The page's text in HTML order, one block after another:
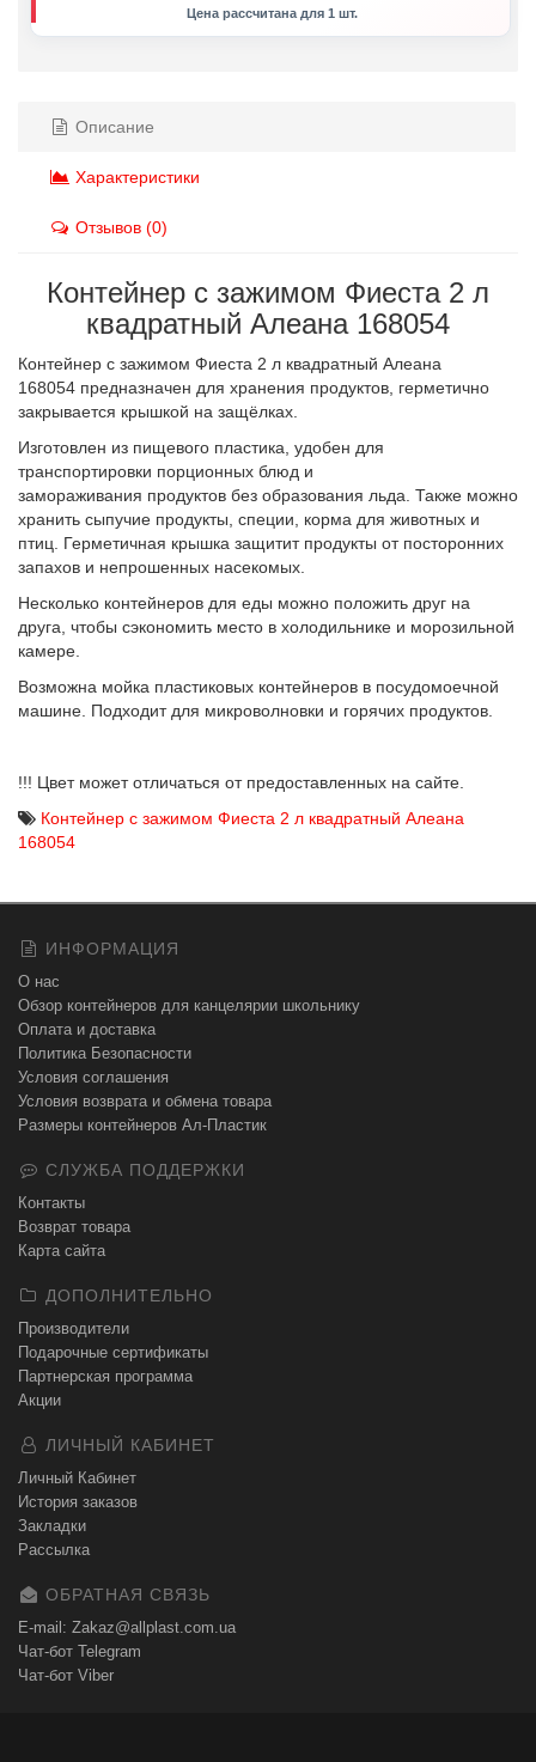
Цена рассчитана для 1 шт.
Описание
Характеристики
Отзывов (0)
Контейнер с зажимом Фиеста 2 л
квадратный Алеана 168054
Контейнер с зажимом Фиеста 2 л квадратный Алеана
168054 предназначен для хранения продуктов, герметично
закрывается крышкой на защёлках.
Изготовлен из пищевого пластика, удобен для
транспортировки порционных блюд и
замораживания продуктов без образования льда. Также можно
хранить сыпучие продукты, специи, корма для животных и
птиц. Герметичная крышка защитит продукты от посторонних
запахов и непрошенных насекомых.
Несколько контейнеров для еды можно положить друг на
друга, чтобы сэкономить место в холодильнике и морозильной
камере.
Возможна мойка пластиковых контейнеров в посудомоечной
машине. Подходит для микроволновки и горячих продуктов.
!!! Цвет может отличаться от предоставленных на сайте.
Контейнер с зажимом Фиеста 2 л квадратный Алеана
168054
ИНФОРМАЦИЯ
О нас
Обзор контейнеров для канцелярии школьнику
Оплата и доставка
Политика Безопасности
Условия соглашения
Условия возврата и обмена товара
Размеры контейнеров Ал-Пластик
СЛУЖБА ПОДДЕРЖКИ
Контакты
Возврат товара
Карта сайта
ДОПОЛНИТЕЛЬНО
Производители
Подарочные сертификаты
Партнерская программа
Акции
ЛИЧНЫЙ КАБИНЕТ
Личный Кабинет
История заказов
Закладки
Рассылка
ОБРАТНАЯ СВЯЗЬ
E-mail: Zakaz@allplast.com.ua
Чат-бот Telegram
Чат-бот Viber